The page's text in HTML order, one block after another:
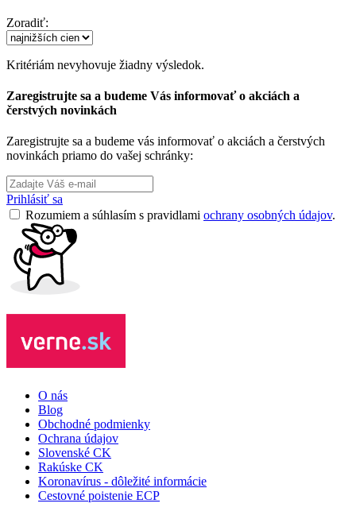
Zoradiť:
Kritériám nevyhovuje žiadny výsledok.
Zaregistrujte sa a budeme Vás informovať o akciách a
čerstvých novinkách
Zaregistrujte sa a budeme vás informovať o akciách a čerstvých
novinkách priamo do vašej schránky:
Prihlásiť sa
Rozumiem a súhlasím s pravidlami ochrany osobných údajov.
O nás
Blog
Obchodné podmienky
Ochrana údajov
Slovenské CK
Rakúske CK
Koronavírus - dôležité informácie
Cestovné poistenie ECP